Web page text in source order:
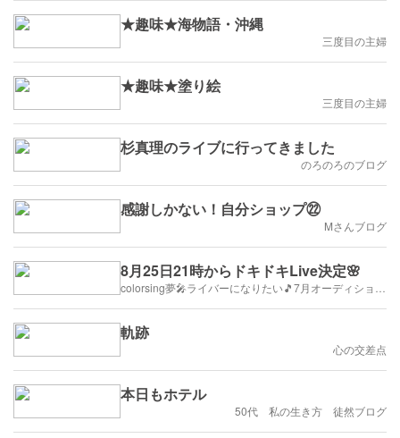
★趣味★海物語・沖縄
三度目の主婦
★趣味★塗り絵
三度目の主婦
杉真理のライブに行ってきました
のろのろのブログ
感謝しかない！自分ショップ㉒
Mさんブログ
8月25日21時からドキドキLive決定🌸
軌跡
心の交差点
本日もホテル
50代 私の生き方 徒然ブログ